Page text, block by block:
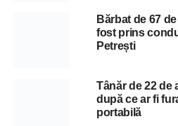
Bărbat de 67
fost prins
Petrești
Tânăr de 22 de
după ce ar fi
portabilă